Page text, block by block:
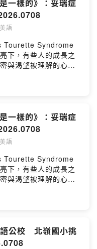
一樣的》：妥瑞症
語
Syndrome
與渴望被理解的心交
接納與歸屬的旅程！
一樣的》：妥瑞症
語
Syndrome
與渴望被理解的心交
接納與歸屬的旅程！
公校 北嶺國小挑